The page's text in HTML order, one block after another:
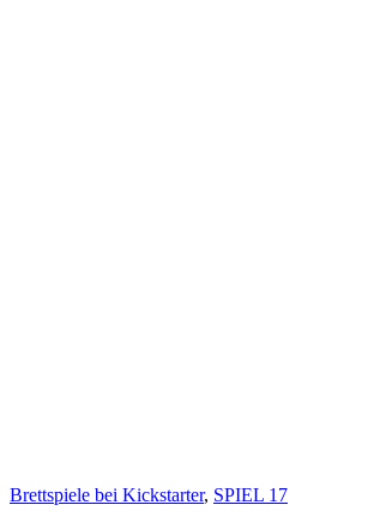
Brettspiele bei Kickstarter, SPIEL 17